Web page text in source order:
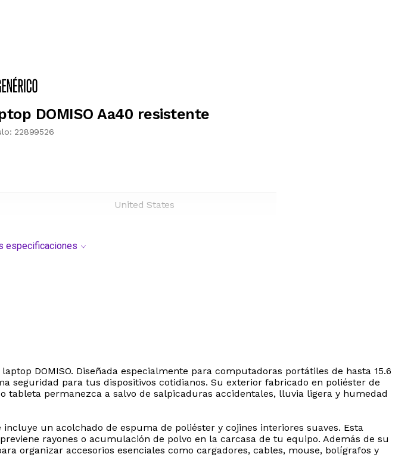
DOMISO Aa40 resistente
22899526
United States
especificaciones
DOMISO. Diseñada especialmente para computadoras portátiles de hasta 15.6
para tus dispositivos cotidianos. Su exterior fabricado en poliéster de
permanezca a salvo de salpicaduras accidentales, lluvia ligera y humedad
un acolchado de espuma de poliéster y cojines interiores suaves. Esta
rayones o acumulación de polvo en la carcasa de tu equipo. Además de su
organizar accesorios esenciales como cargadores, cables, mouse, bolígrafos y